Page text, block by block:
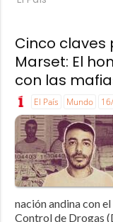
Cinco
Marset: El
con las
El País Mundo
nación andina con
Control de Drogas